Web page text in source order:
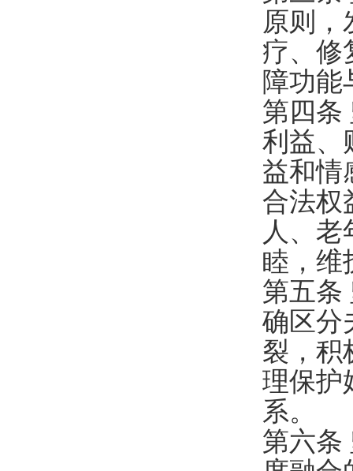
原则，
疗、修
障功能
第四条
利益、
益和情
合法权
人、
睦，维
第五条
确区分
裂，积
理保护
系。
第六条